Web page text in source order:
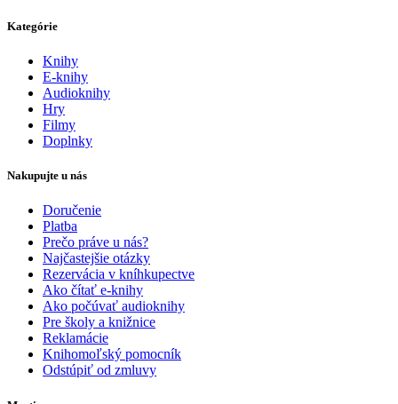
Kategórie
Knihy
E-knihy
Audioknihy
Hry
Filmy
Doplnky
Nakupujte u nás
Doručenie
Platba
Prečo práve u nás?
Najčastejšie otázky
Rezervácia v kníhkupectve
Ako čítať e-knihy
Ako počúvať audioknihy
Pre školy a knižnice
Reklamácie
Knihomoľský pomocník
Odstúpiť od zmluvy